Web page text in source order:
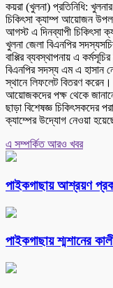
কয়রা (খুলনা) প্রতিনিধি:
চিকিৎসা ক্যাম্প আয়োজন
আগস্ট এ দিনব্যাপী চিকিৎসা
খুলনা জেলা বিএনপির
বাপ্পির ব্যবস্থাপনায় এ
বিএনপির সদস্য এম এ হাসান
স্থানে লিফলেট বিতরণ করেন।
আয়োজকদের পক্ষ থেকে
ছাড়া বিশেষজ্ঞ চিকিৎসকদের
ক্যাম্পের উদ্যোগ নেওয়া
এ সম্পর্কিত আরও খবর
পাইকগাছায় আশ্রয়ণ
পাইকগাছায় শ্মশানের